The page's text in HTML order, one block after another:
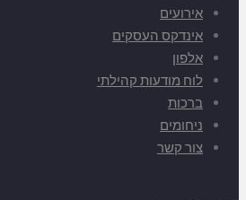
אירועים
אינדקס העסקים
אלפון
לוח מודעות קהילתי
ברכות
ניחומים
צור קשר